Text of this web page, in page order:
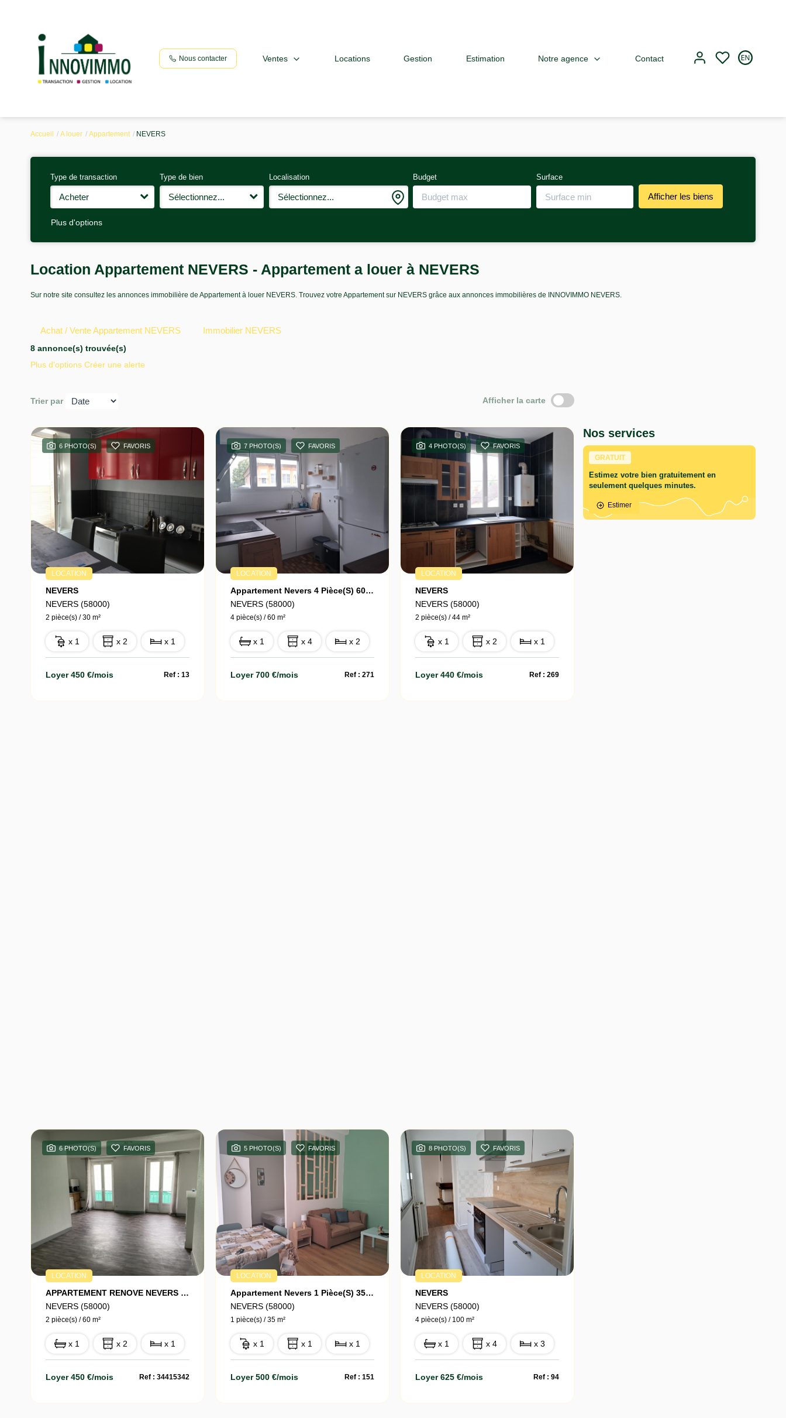
Nous contacter Ventes Locations Gestion Estimation Notre agence Contact
Accueil A louer Appartement NEVERS
Type de transaction
Acheter
Type de bien
Sélectionnez...
Localisation
Sélectionnez...
Budget Surface
Plus d'options
Location Appartement NEVERS - Appartement a louer à NEVERS
Sur notre site consultez les annonces immobilière de Appartement à louer NEVERS. Trouvez votre Appartement sur NEVERS grâce aux annonces immobilières de INNOVIMMO NEVERS.
Achat / Vente Appartement NEVERS Immobilier NEVERS
8 annonce(s) trouvée(s)
Plus d'options Créer une alerte
Trier par Afficher la carte
6 PHOTO(S) FAVORIS
LOCATION
NEVERS
NEVERS (58000)
2 pièce(s) / 30 m²
x 1 x 2 x 1
Loyer 450 €/mois Ref : 13
7 PHOTO(S) FAVORIS
LOCATION
Appartement Nevers 4 Pièce(s) 60 M2
NEVERS (58000)
4 pièce(s) / 60 m²
x 1 x 4 x 2
Loyer 700 €/mois Ref : 271
4 PHOTO(S) FAVORIS
LOCATION
NEVERS
NEVERS (58000)
2 pièce(s) / 44 m²
x 1 x 2 x 1
Loyer 440 €/mois Ref : 269
6 PHOTO(S) FAVORIS
LOCATION
APPARTEMENT RENOVE NEVERS - 2 Pièce(s) - 60 M2
NEVERS (58000)
2 pièce(s) / 60 m²
x 1 x 2 x 1
Loyer 450 €/mois Ref : 34415342
5 PHOTO(S) FAVORIS
LOCATION
Appartement Nevers 1 Pièce(s) 35 M2
NEVERS (58000)
1 pièce(s) / 35 m²
x 1 x 1 x 1
Loyer 500 €/mois Ref : 151
8 PHOTO(S) FAVORIS
LOCATION
NEVERS
NEVERS (58000)
4 pièce(s) / 100 m²
x 1 x 4 x 3
Loyer 625 €/mois Ref : 94
Nos services
GRATUIT
Estimez votre bien gratuitement en
seulement quelques minutes.
Estimer